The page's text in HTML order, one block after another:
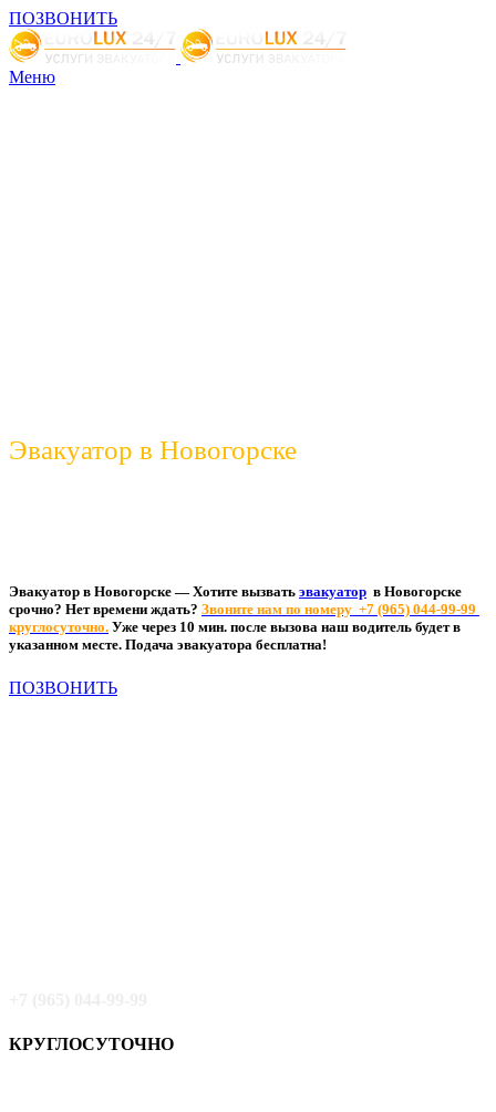
ПОЗВОНИТЬ
Меню
Эвакуатор в Новогорске
Эвакуатор в Новогорске — Хотите вызвать эвакуатор в Новогорске
срочно? Нет времени ждать? Звоните нам по номеру +7 (965) 044-99-99
круглосуточно. Уже через 10 мин. после вызова наш водитель будет в
указанном месте. Подача эвакуатора бесплатна!
ПОЗВОНИТЬ
КРУГЛОСУТОЧНО